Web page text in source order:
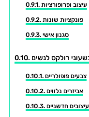
עיצוב ופרופורציות
פונקציות שונות
סגנון אישי
רולקס לנשים
צבעים פופולריים
אביזרים נלווים
עיצובים חדשניים